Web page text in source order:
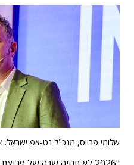
שלומי פרייס, מנכ"ל נט-אפ ישראל.